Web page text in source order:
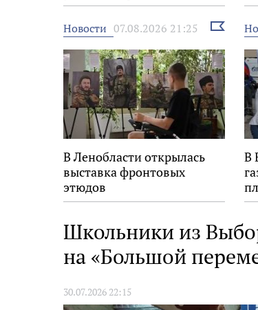
Новости 07.08.2026 21:25
Выбрать
новость
В Ленобласти открылась
выставка фронтовых
этюдов
В
Школьники из
на «Большой
30.07.2026 22:15